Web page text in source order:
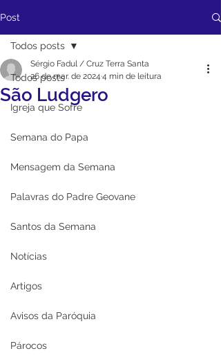
Post
Todos posts
Igreja que Sofre
Semana do Papa
Mensagem da Semana
Palavras do Padre Geovane
Santos da Semana
Notícias
Artigos
Avisos da Paróquia
Párocos
Todos posts
São Ludgero
Sérgio Fadul / Cruz Terra Santa
26 de mar. de 2024 4 min de leitura